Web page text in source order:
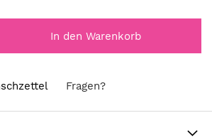
In den Warenkorb
Fragen?